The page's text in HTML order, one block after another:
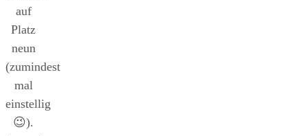
auf
Platz
neun
(zumindest
mal
einstellig
😉).